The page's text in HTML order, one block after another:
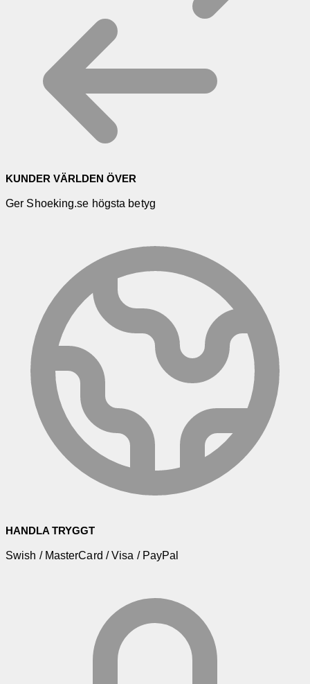
KUNDER VÄRLDEN ÖVER
Ger Shoeking.se högsta betyg
HANDLA TRYGGT
Swish / MasterCard / Visa / PayPal